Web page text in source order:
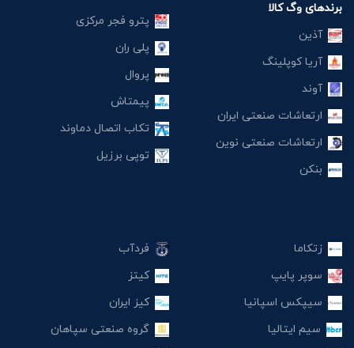
برندهای وگ کالا
آذین
آریا کوپلینگ
آوند
ارتعاشات صنعتی ایران
ارتعاشات صنعتی نوین
بنکن
پترو فجر مرکزی
پلی ران
پروال
پیمتاش
تکاب اتصال دماوند
توپی برزیل
زتکاما
سوپر پایپ
سیپکس اسپانیا
سیم ایتالیا
فردآب
کیتز
کیز ایران
گروه صنعتی سپاهان